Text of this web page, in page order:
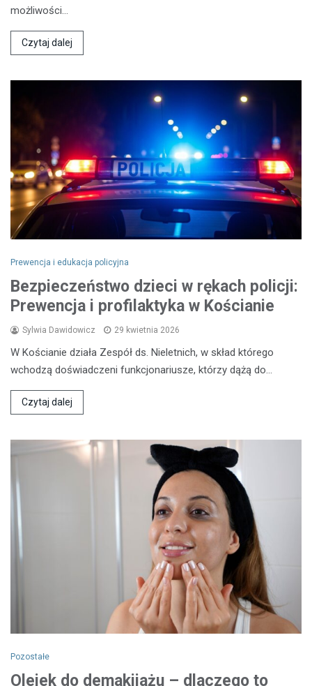
możliwości…
Czytaj dalej
Prewencja i edukacja policyjna
Bezpieczeństwo dzieci w rękach policji:
Prewencja i profilaktyka w Kościanie
Sylwia Dawidowicz 29 kwietnia 2026
W Kościanie działa Zespół ds. Nieletnich, w skład którego
wchodzą doświadczeni funkcjonariusze, którzy dążą do…
Czytaj dalej
Pozostałe
Olejek do demakijażu – dlaczego to